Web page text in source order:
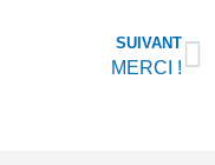
SUIVANT
MERCI !